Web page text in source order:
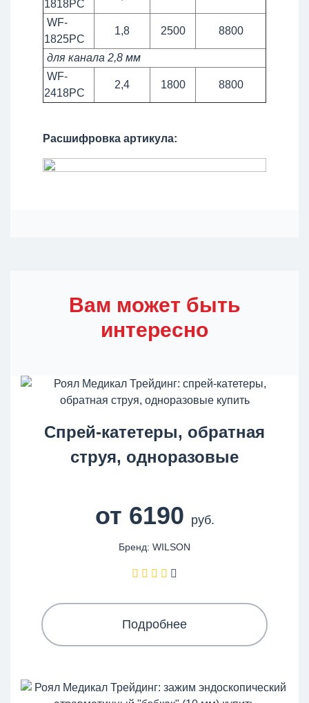
1818PC
WF-
1825PC
1,8 2500 8800
для канала 2,8 мм
WF-
2418PC
2,4 1800 8800
Расшифровка артикула:
Вам может быть
интересно
Спрей-катетеры, обратная
струя, одноразовые
от 6190 руб.
Бренд: WILSON
Подробнее